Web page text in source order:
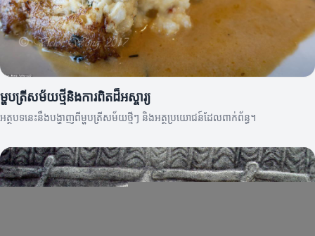
ម្ហូបត្រីសម័យថ្មីនិងការពិតដ៏អស្ចារ្យ
អត្ថបទនេះនឹងបង្ហាញពីម្ហូបត្រីសម័យថ្មីៗ និងអត្ថប្រយោជន៍ដែលពាក់ព័ន្ធ។